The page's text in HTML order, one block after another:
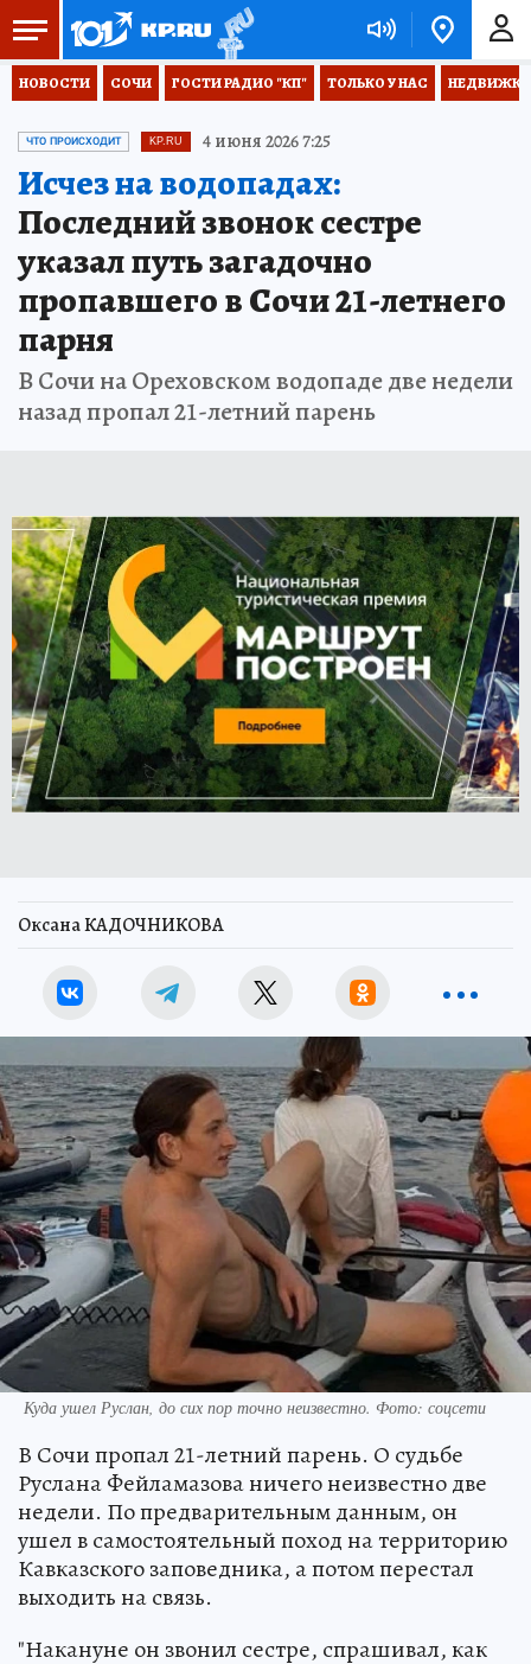
НОВОСТИ СОЧИ ГОСТИ РАДИО "КП" ТОЛЬКО У НАС НЕДВИЖКА
ЧТО ПРОИСХОДИТ KP.RU 4 июня 2026 7:25
Исчез на водопадах:
Последний звонок сестре
указал путь загадочно
пропавшего в Сочи 21-летнего
парня
В Сочи на Ореховском водопаде две недели
назад пропал 21-летний парень
Оксана КАДОЧНИКОВА
Куда ушел Руслан, до сих пор точно неизвестно. Фото: соцсети
В Сочи пропал 21-летний парень. О судьбе
Руслана Фейламазова ничего неизвестно две
недели. По предварительным данным, он
ушел в самостоятельный поход на территорию
Кавказского заповедника, а потом перестал
выходить на связь.
"Накануне он звонил сестре, спрашивал, как